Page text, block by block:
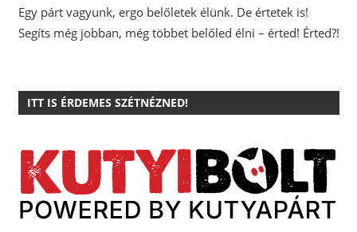
Egy párt vagyunk, ergo belőletek élünk. De értetek is!
Segíts még jobban, még többet belőled élni – érted! Érted?!
ITT IS ÉRDEMES SZÉTNÉZNED!